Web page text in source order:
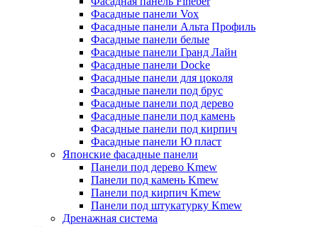
Фасадные панели Vox
Фасадные панели Альта Профиль
Фасадные панели белые
Фасадные панели Гранд Лайн
Фасадные панели Docke
Фасадные панели для цоколя
Фасадные панели под брус
Фасадные панели под дерево
Фасадные панели под камень
Фасадные панели под кирпич
Фасадные панели Ю пласт
Японские фасадные панели
Панели под дерево Kmew
Панели под камень Kmew
Панели под кирпич Kmew
Панели под штукатурку Kmew
Дренажная система